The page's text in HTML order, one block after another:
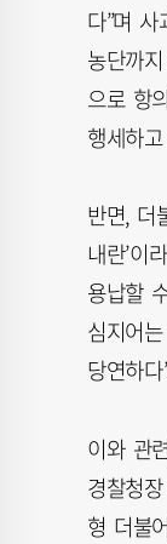
다”며
농단까
으로 항
행세하
반면, 더
내란’이
용납할
심지어
당연하
이와 관
경찰청
형 더불